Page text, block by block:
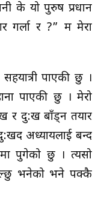
के यो पुरुष प्रधान
गर्ला र ?” म मेरा
पाएकी छु ।
पाएकी छु । मेरो
र दु:ख बाँड्न तयार
अध्यायलाई बन्द
पुगेको छु । त्यसो
भनेको भने पक्कै